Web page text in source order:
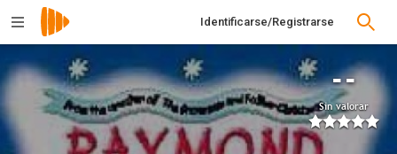
Identificarse/Registrarse
--
Sin valorar